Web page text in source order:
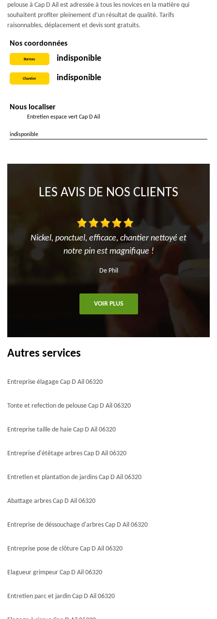
pelouse à Cap D Ail est adressée à tous les novices en la matière qui
souhaitent profiter pleinement d’un résultat de qualité. Tarifs
raisonnables, déplacement et devis sont gratuits.
Nos coordonnées
Bureau indisponible
Chantier indisponible
Nous localiser
Entretien espace vert Cap D Ail
indisponible
LES AVIS DE NOS CLIENTS
Nickel, ponctuel, efficace, chantier nettoyé et
notre pin est magnifique !
De Phil
VOIR PLUS
Autres services
Entreprise élagage Cap D Ail 06320
Tonte et refection de pelouse Cap D Ail 06320
Entreprise taille de haie Cap D Ail 06320
Entreprise d'étêtage arbres Cap D Ail 06320
Entretien et plantation de jardins Cap D Ail 06320
Abattage arbres Cap D Ail 06320
Entreprise de déssouchage d'arbres Cap D Ail 06320
Entreprise pose de clôture Cap D Ail 06320
Elagueur grimpeur Cap D Ail 06320
Entretien parc et jardin Cap D Ail 06320